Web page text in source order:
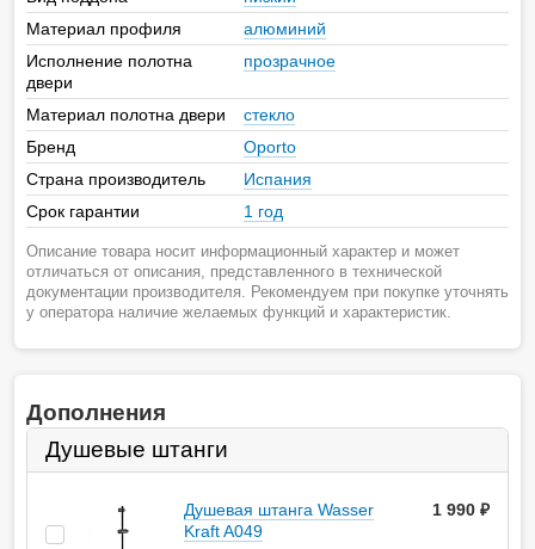
Материал профиля
алюминий
Исполнение полотна
двери
прозрачное
Материал полотна двери
стекло
Бренд
Oporto
Страна производитель
Испания
Срок гарантии
1 год
Описание товара носит информационный характер и может
отличаться от описания, представленного в технической
документации производителя. Рекомендуем при покупке уточнять
у оператора наличие желаемых функций и характеристик.
Дополнения
Душевые штанги
Душевая штанга Wasser
Kraft A049
1 990